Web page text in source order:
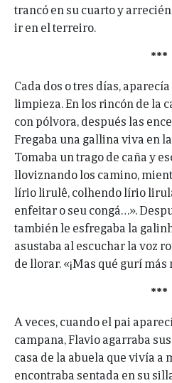
trancó en su cuarto y
ir en el terreiro.
***
Cada dos o tres días,
limpieza. En los rincón de la
con pólvora, después las
Fregaba una gallina viva en
Tomaba un trago de caña y
lloviznando los camino,
lírio lirulê, colhendo lírio
enfeitar o seu congá…».
también le esfregaba la
asustaba al escuchar la voz
de llorar. «¡Mas qué gurí más
***
A veces, cuando el pai
campana, Flavio agarraba
casa de la abuela que vivía a
encontraba sentada en su